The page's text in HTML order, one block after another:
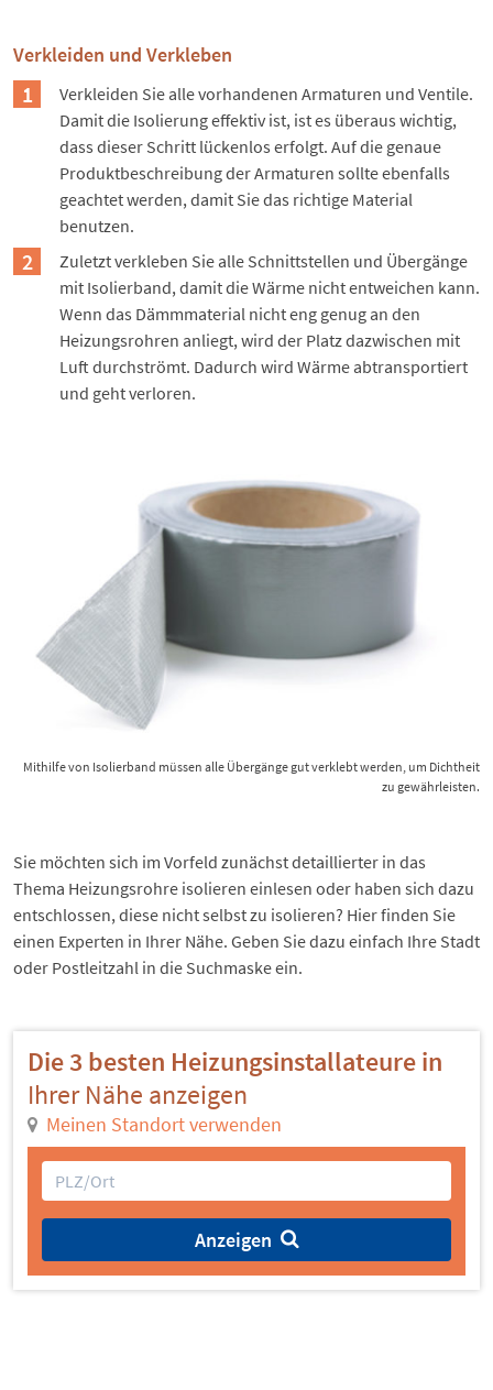
Verkleiden und Verkleben
Verkleiden Sie alle vorhandenen Armaturen und Ventile.
Damit die Isolierung effektiv ist, ist es überaus wichtig,
dass dieser Schritt lückenlos erfolgt. Auf die genaue
Produktbeschreibung der Armaturen sollte ebenfalls
geachtet werden, damit Sie das richtige Material
benutzen.
Zuletzt verkleben Sie alle Schnittstellen und Übergänge
mit Isolierband, damit die Wärme nicht entweichen kann.
Wenn das Dämmmaterial nicht eng genug an den
Heizungsrohren anliegt, wird der Platz dazwischen mit
Luft durchströmt. Dadurch wird Wärme abtransportiert
und geht verloren.
Mithilfe von Isolierband müssen alle Übergänge gut verklebt werden, um Dichtheit
zu gewährleisten.
Sie möchten sich im Vorfeld zunächst detaillierter in das
Thema Heizungsrohre isolieren einlesen oder haben sich dazu
entschlossen, diese nicht selbst zu isolieren? Hier finden Sie
einen Experten in Ihrer Nähe. Geben Sie dazu einfach Ihre Stadt
oder Postleitzahl in die Suchmaske ein.
Die 3 besten Heizungsinstallateure in
Ihrer Nähe anzeigen
Meinen Standort verwenden
Anzeigen